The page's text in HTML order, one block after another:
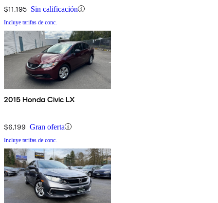
$11,195 Sin calificación
Incluye tarifas de conc.
2015 Honda Civic LX
$6,199 Gran oferta
Incluye tarifas de conc.